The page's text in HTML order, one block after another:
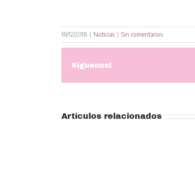
18/12/2018 | Noticias | Sin comentarios
Síguenos!
Artículos relacionados